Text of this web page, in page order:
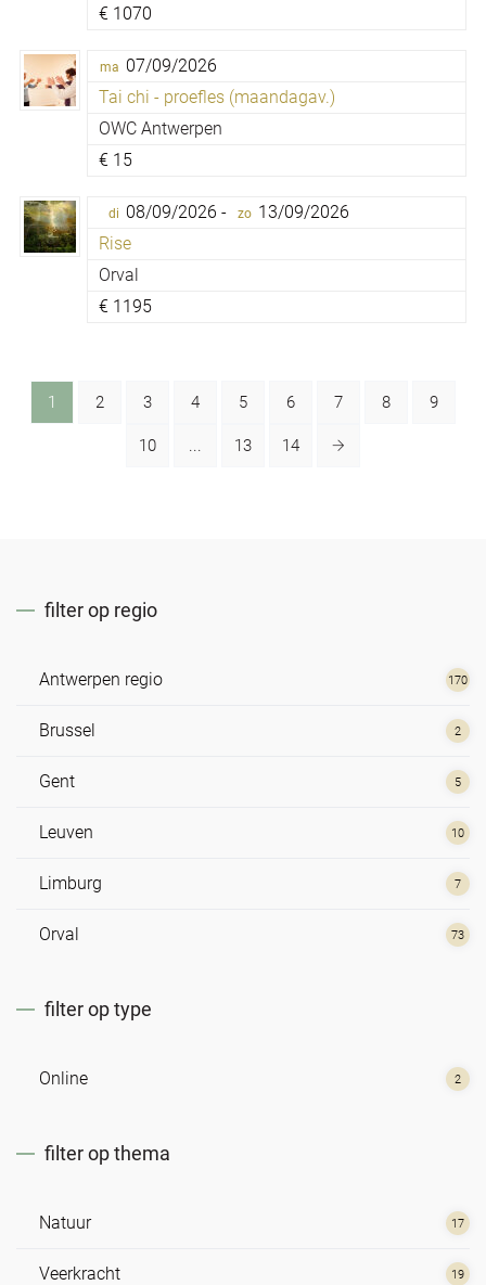
€ 1070
ma 07/09/2026
Tai chi - proefles (maandagav.)
OWC Antwerpen
€ 15
di 08/09/2026 - zo 13/09/2026
Rise
Orval
€ 1195
1 2 3 4 5 6 7 8 9
10 ... 13 14
filter op regio
Antwerpen regio 170
Brussel 2
Gent 5
Leuven 10
Limburg 7
Orval 73
filter op type
Online 2
filter op thema
Natuur 17
Veerkracht 19